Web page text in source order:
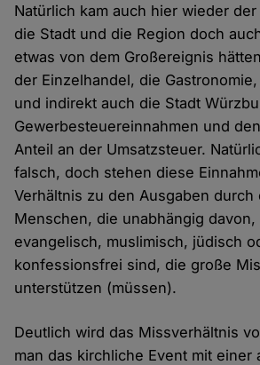
Natürlich kam auch hier wieder
die Stadt und die Region doch
etwas von dem Großereignis
der Einzelhandel, die
und indirekt auch die Stadt
Gewerbesteuereinnahmen und
Anteil an der Umsatzsteuer.
falsch, doch stehen diese
Verhältnis zu den Ausgaben durch
Menschen, die unabhängig
evangelisch, muslimisch, jüdisch
konfessionsfrei sind, die große
unterstützen (müssen).
Deutlich wird das Missverhältnis
man das kirchliche Event mit einer